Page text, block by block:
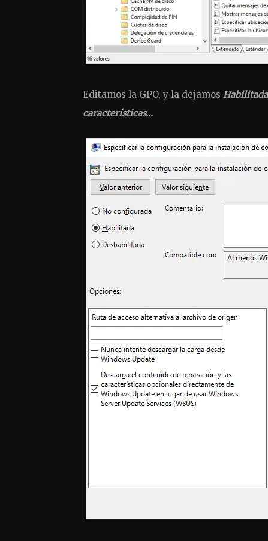
Editamos la GPO, y la dejamos Habilitada
características…